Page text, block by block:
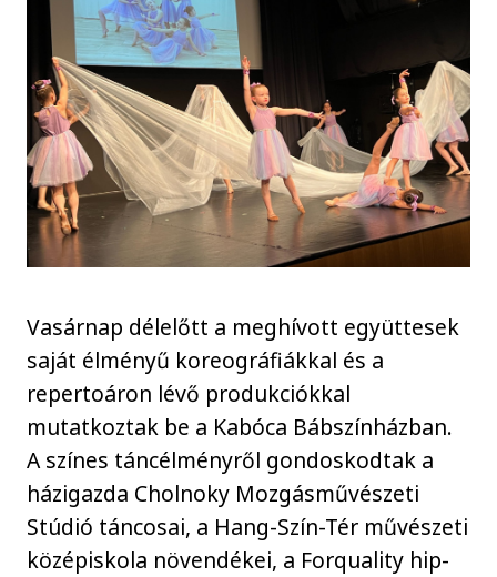
Vasárnap délelőtt a meghívott együttesek
saját élményű koreográfiákkal és a
repertoáron lévő produkciókkal
mutatkoztak be a Kabóca Bábszínházban.
A színes táncélményről gondoskodtak a
házigazda Cholnoky Mozgásművészeti
Stúdió táncosai, a Hang-Szín-Tér művészeti
középiskola növendékei, a Forquality hip-